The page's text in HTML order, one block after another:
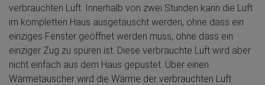
verbrauchten Luft. Innerhalb von zwei Stunden kann die Luft
im kompletten Haus ausgetauscht werden, ohne dass ein
einziges Fenster geöffnet werden muss, ohne dass ein
einziger Zug zu spüren ist. Diese verbrauchte Luft wird aber
nicht einfach aus dem Haus gepustet. Über einen
Wärmetauscher wird die Wärme der verbrauchten Luft